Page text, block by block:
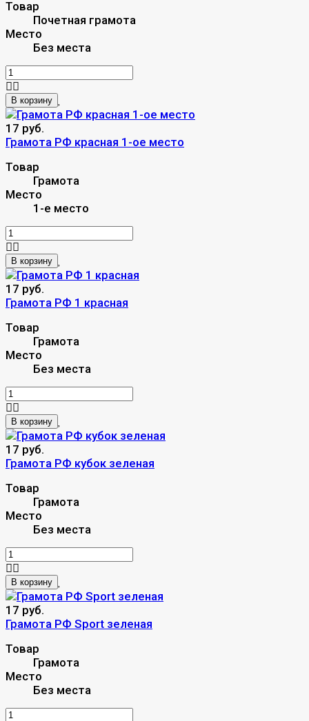
Товар
Почетная грамота
Место
Без места
В корзину
17 руб.
Грамота РФ красная 1-ое место
Товар
Грамота
Место
1-е место
В корзину
17 руб.
Грамота РФ 1 красная
Товар
Грамота
Место
Без места
В корзину
17 руб.
Грамота РФ кубок зеленая
Товар
Грамота
Место
Без места
В корзину
17 руб.
Грамота РФ Sport зеленая
Товар
Грамота
Место
Без места